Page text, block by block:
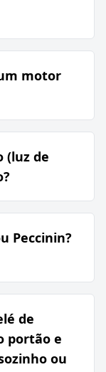
motor
(luz de
Peccinin?
de
portão e
ou